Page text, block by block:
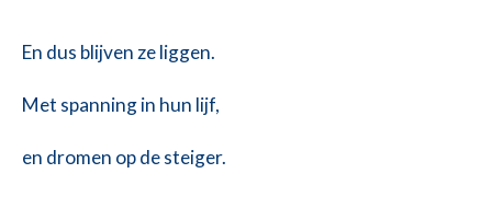
En dus blijven ze liggen.
Met spanning in hun lijf,
en dromen op de steiger.